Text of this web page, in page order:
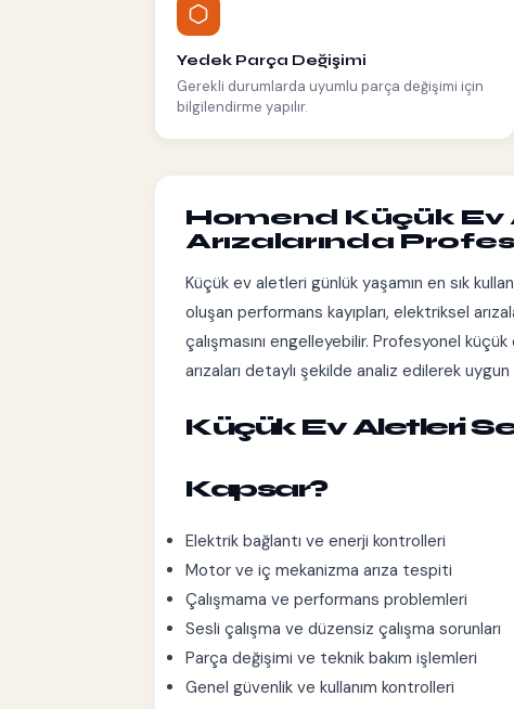
Yedek Parça Değişimi
Gerekli durumlarda uyumlu parça değişimi için
bilgilendirme yapılır.
Homend Küçük Ev
Arızalarında
Küçük ev aletleri günlük yaşamın en sık
oluşan performans kayıpları, elektriksel
çalışmasını engelleyebilir. Profesyonel
arızaları detaylı şekilde analiz edilerek
Küçük Ev Aletleri
Kapsar?
Elektrik bağlantı ve enerji kontrolleri
Motor ve iç mekanizma arıza tespiti
Çalışmama ve performans problemleri
Sesli çalışma ve düzensiz çalışma sorunları
Parça değişimi ve teknik bakım işlemleri
Genel güvenlik ve kullanım kontrolleri